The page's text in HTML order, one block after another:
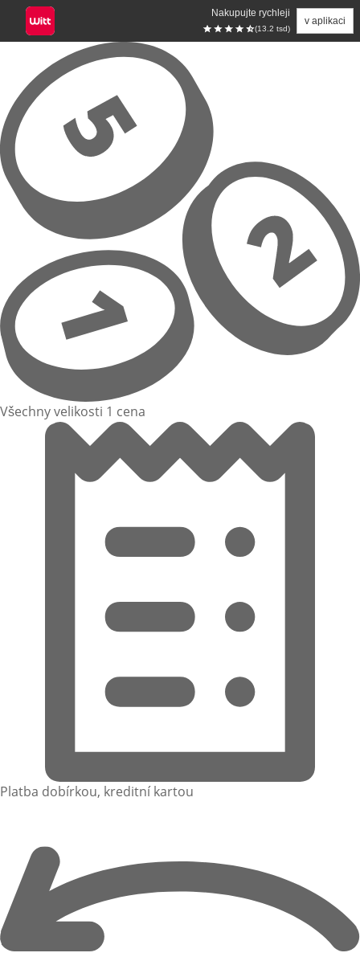
Nakupujte rychleji
(13.2 tsd)
v aplikaci
Přeskočit na hlavní obsah
Všechny velikosti 1 cena
Platba dobírkou, kreditní kartou